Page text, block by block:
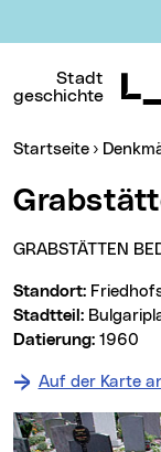
Stadt
geschichte
Sie sind hier:
Startseite
GRABSTÄTTEN
Standort:
Stadtteil:
Datierung: 1960
Auf der Karte